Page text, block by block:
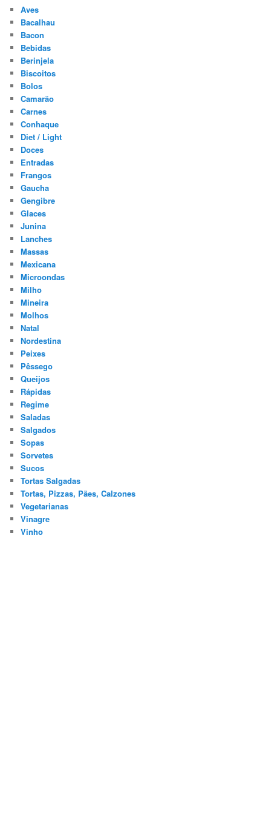
Aves
Bacalhau
Bacon
Bebidas
Berinjela
Biscoitos
Bolos
Camarão
Carnes
Conhaque
Diet / Light
Doces
Entradas
Frangos
Gaucha
Gengibre
Glaces
Junina
Lanches
Massas
Mexicana
Microondas
Milho
Mineira
Molhos
Natal
Nordestina
Peixes
Pêssego
Queijos
Rápidas
Regime
Saladas
Salgados
Sopas
Sorvetes
Sucos
Tortas Salgadas
Tortas, Pizzas, Pães, Calzones
Vegetarianas
Vinagre
Vinho